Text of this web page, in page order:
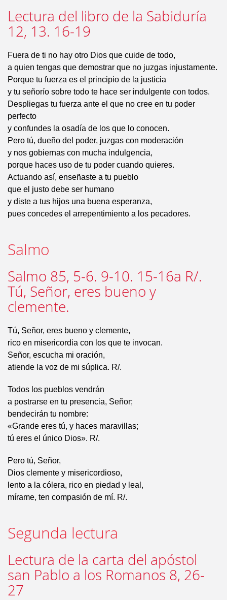
Lectura del libro de la Sabiduría
12, 13. 16-19
Fuera de ti no hay otro Dios que cuide de todo,
a quien tengas que demostrar que no juzgas injustamente.
Porque tu fuerza es el principio de la justicia
y tu señorío sobre todo te hace ser indulgente con todos.
Despliegas tu fuerza ante el que no cree en tu poder
perfecto
y confundes la osadía de los que lo conocen.
Pero tú, dueño del poder, juzgas con moderación
y nos gobiernas con mucha indulgencia,
porque haces uso de tu poder cuando quieres.
Actuando así, enseñaste a tu pueblo
que el justo debe ser humano
y diste a tus hijos una buena esperanza,
pues concedes el arrepentimiento a los pecadores.
Salmo
Salmo 85, 5-6. 9-10. 15-16a R/.
Tú, Señor, eres bueno y
clemente.
Tú, Señor, eres bueno y clemente,
rico en misericordia con los que te invocan.
Señor, escucha mi oración,
atiende la voz de mi súplica. R/.
Todos los pueblos vendrán
a postrarse en tu presencia, Señor;
bendecirán tu nombre:
«Grande eres tú, y haces maravillas;
tú eres el único Dios». R/.
Pero tú, Señor,
Dios clemente y misericordioso,
lento a la cólera, rico en piedad y leal,
mírame, ten compasión de mí. R/.
Segunda lectura
Lectura de la carta del apóstol
san Pablo a los Romanos 8, 26-
27